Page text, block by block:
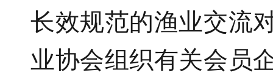
长效规范的渔业交流
业协会组织有关会员